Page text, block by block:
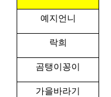
예지언니
락희
곰탱이꽁이
가을바라기